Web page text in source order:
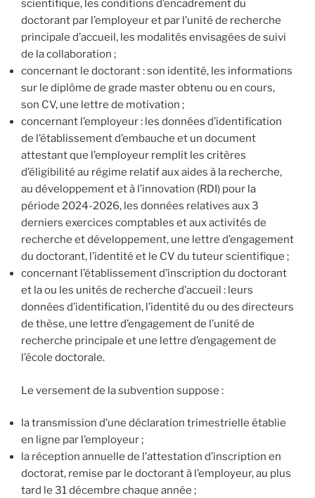
scientifique, les conditions d’encadrement du
doctorant par l’employeur et par l’unité de recherche
principale d’accueil, les modalités envisagées de suivi
de la collaboration ;
concernant le doctorant : son identité, les informations
sur le diplôme de grade master obtenu ou en cours,
son CV, une lettre de motivation ;
concernant l’employeur : les données d’identification
de l’établissement d’embauche et un document
attestant que l’employeur remplit les critères
d’éligibilité au régime relatif aux aides à la recherche,
au développement et à l’innovation (RDI) pour la
période 2024-2026, les données relatives aux 3
derniers exercices comptables et aux activités de
recherche et développement, une lettre d’engagement
du doctorant, l’identité et le CV du tuteur scientifique ;
concernant l’établissement d’inscription du doctorant
et la ou les unités de recherche d’accueil : leurs
données d’identification, l’identité du ou des directeurs
de thèse, une lettre d’engagement de l’unité de
recherche principale et une lettre d’engagement de
l’école doctorale.
Le versement de la subvention suppose :
la transmission d’une déclaration trimestrielle établie
en ligne par l’employeur ;
la réception annuelle de l’attestation d’inscription en
doctorat, remise par le doctorant à l’employeur, au plus
tard le 31 décembre chaque année ;